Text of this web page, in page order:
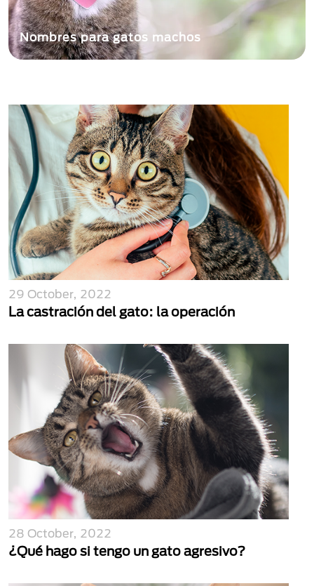
Nombres para gatos machos
29 October, 2022
La castración del gato: la operación
28 October, 2022
¿Qué hago si tengo un gato agresivo?